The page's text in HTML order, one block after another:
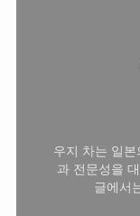
우지 차는 일
과 전문성을
글에서